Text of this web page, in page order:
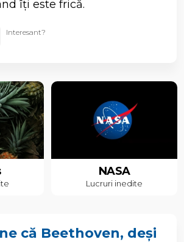
îți este frică.
Interesant?
NASA
Lucruri inedite
că Beethoven, deși